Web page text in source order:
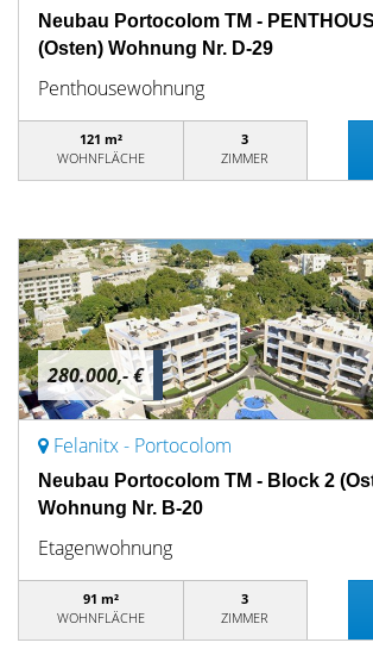
Neubau Portocolom TM -
(Osten) Wohnung Nr. D-29
Penthousewohnung
121 m²
WOHNFLÄCHE
3
ZIMMER
280.000,- €
Felanitx - Portocolom
Neubau Portocolom TM - Block 2
Wohnung Nr. B-20
Etagenwohnung
91 m²
WOHNFLÄCHE
3
ZIMMER